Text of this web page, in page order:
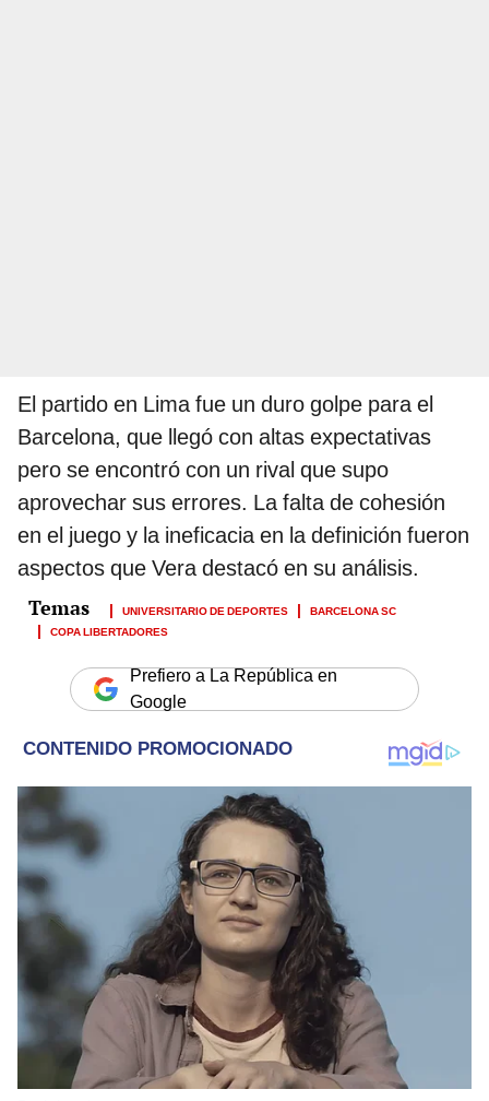
El partido en Lima fue un duro golpe para el
Barcelona, que llegó con altas expectativas
pero se encontró con un rival que supo
aprovechar sus errores. La falta de cohesión
en el juego y la ineficacia en la definición fueron
aspectos que Vera destacó en su análisis.
UNIVERSITARIO DE DEPORTES
BARCELONA SC
COPA LIBERTADORES
Prefiero a La República en
Google